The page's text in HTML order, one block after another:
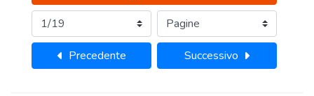
Precedente Successivo